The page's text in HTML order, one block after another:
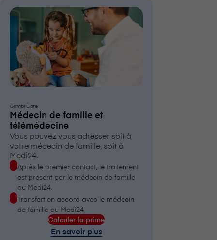
Combi Care
Médecin de famille et
télémédecine
Vous pouvez vous adresser soit à
votre médecin de famille, soit à
Medi24.
Après le premier contact, le traitement
est prescrit par le médecin de famille
ou Medi24.
Transfert en accord avec le médecin
de famille ou Medi24
Calculer la prime
En savoir plus